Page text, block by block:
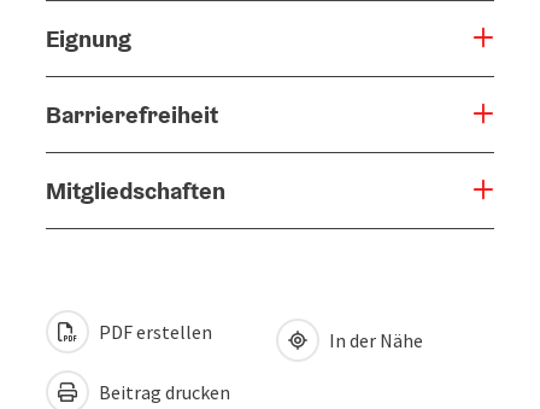
Eignung
Barrierefreiheit
Mitgliedschaften
PDF erstellen
Beitrag drucken
In der Nähe